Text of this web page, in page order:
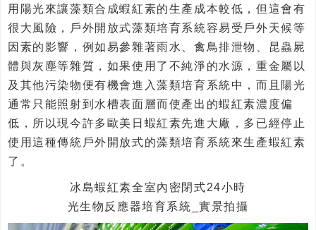
用陽光來讓藻類合成蝦紅素的生產成本較低，但這會有
很大風險，戶外開放式藻類培育系統容易受戶外天候等
因素的影響，例如易參雜著雨水、禽鳥排泄物、昆蟲屍
體與灰塵等雜質，如果使用了不純淨的水源，重金屬以
及其他污染物便有機會進入藻類培育系統中，而且陽光
通常只能照射到水槽表面層而使產出的蝦紅素濃度偏
低，所以現今許多歐美日蝦紅素先進大廠，多已經停止
使用這種傳統戶外開放式的藻類培育系統來生產蝦紅素
了。
冰島蝦紅素全室內密閉式24小時
光生物反應器培育系統_實景拍攝